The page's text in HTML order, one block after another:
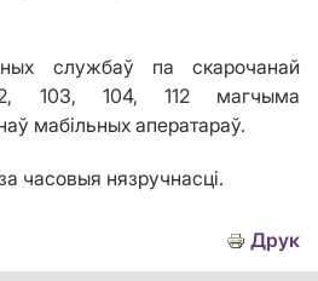
службаў па скарочанай
103, 104, 112 магчыма
мабільных аператараў.
часовыя нязручнасці.
Друк